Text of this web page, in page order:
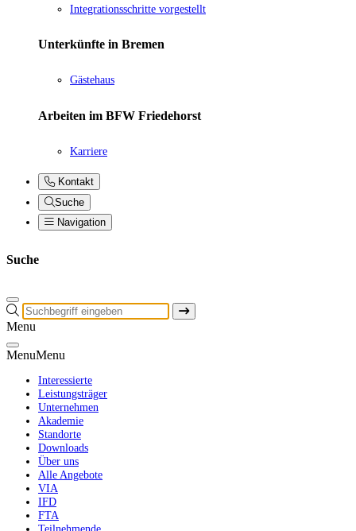
Integrationsschritte vorgestellt
Unterkünfte in Bremen
Gästehaus
Arbeiten im BFW Friedehorst
Karriere
Kontakt
Suche
Navigation
Suche
Menu
MenuMenu
Interessierte
Leistungsträger
Unternehmen
Akademie
Standorte
Downloads
Über uns
Alle Angebote
VIA
IFD
FTA